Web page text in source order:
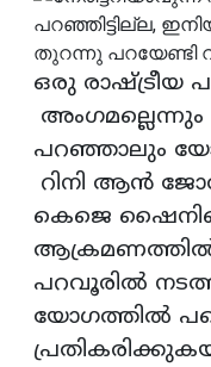
ഒരു രാഷ്ട്രീയ
പറഞ്ഞാലും
റിനി ആൻ
കെജെ
ആക്രമണത്തിൽ
പറവൂരിൽ
യോഗത്തിൽ